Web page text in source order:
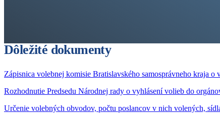
Dôležité dokumenty
Zápisnica volebnej komisie Bratislavského samosprávneho kraja
Rozhodnutie Predsedu Národnej rady o vyhlásení volieb do
Určenie volebných obvodov, počtu poslancov v nich volených,